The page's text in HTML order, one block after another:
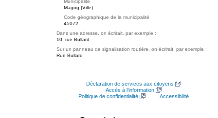
Municipalité
Magog (Ville)
Code géographique de la municipalité
45072
Dans une adresse, on écrirait, par exemple :
10, rue Bullard
Sur un panneau de signalisation routière, on écrirait, par exemple :
Rue Bullard
Déclaration de services aux citoyens
Accès à l’information
Politique de confidentialité
Accessibilité